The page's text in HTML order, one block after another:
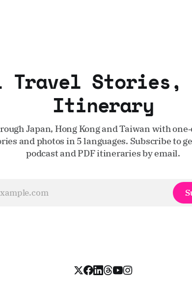
Stories,
Itinerary
Japan, Hong Kong and Taiwan with
and photos in 5 languages. Subscribe to
podcast and PDF itineraries by email.